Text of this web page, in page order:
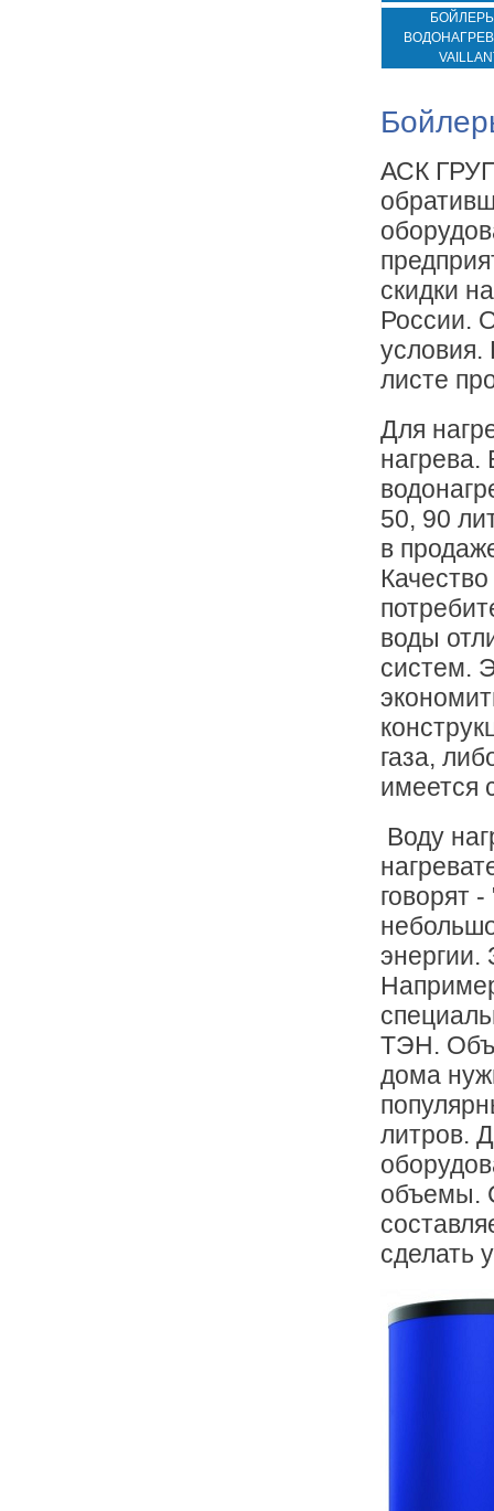
АСК
скидки
России.
условия.
листе
Для
нагрева.
50, 90
в
воды
систем.
газа,
имеется
Воду
говорят
энергии.
ТЭН.
дома
литров.
объемы.
сделать